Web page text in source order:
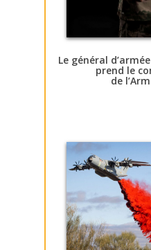
Le général
prend le
de